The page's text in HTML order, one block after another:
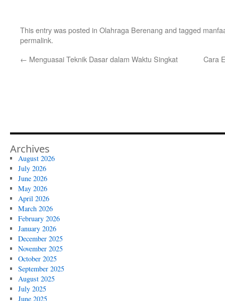
This entry was posted in Olahraga Berenang and tagged
permalink.
← Menguasai Teknik Dasar dalam Waktu Singkat Cara
Archives
August 2026
July 2026
June 2026
May 2026
April 2026
March 2026
February 2026
January 2026
December 2025
November 2025
October 2025
September 2025
August 2025
July 2025
June 2025